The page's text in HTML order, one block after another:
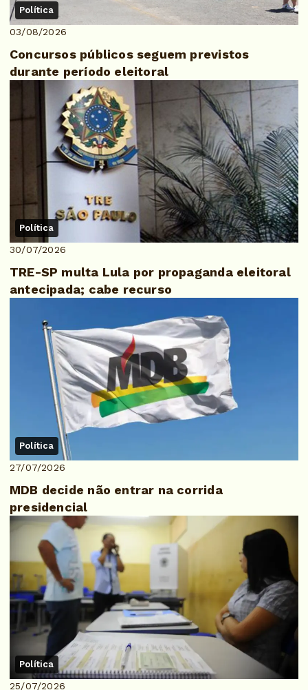
Política
03/08/2026
Concursos públicos seguem previstos
durante período eleitoral
Política
30/07/2026
TRE-SP multa Lula por propaganda eleitoral
antecipada; cabe recurso
Política
27/07/2026
MDB decide não entrar na corrida
presidencial
Política
25/07/2026